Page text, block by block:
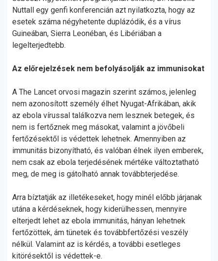
Nuttall egy genfi konferencián azt nyilatkozta, hogy az
esetek száma négyhetente duplázódik, és a vírus
Guineában, Sierra Leonéban, és Libériában a
legelterjedtebb.
Az előrejelzések nem befolyásolják az immunisokat
A The Lancet orvosi magazin szerint számos, jelenleg
nem azonosított személy élhet Nyugat-Afrikában, akik
az ebola vírussal találkozva nem lesznek betegek, és
nem is fertőznek meg másokat, valamint a jövőbeli
fertőzésektől is védettek lehetnek. Amennyiben az
immunitás bizonyítható, és valóban élnek ilyen emberek,
nem csak az ebola terjedésének mértéke változtatható
meg, de meg is gátolható annak továbbterjedése.
Arra bíztatják az illetékeseket, hogy minél előbb járjanak
utána a kérdéseknek, hogy kiderülhessen, mennyire
elterjedt lehet az ebola immunitás, hányan lehetnek
fertőzöttek, ám tünetek és továbbfertőzési veszély
nélkül. Valamint az is kérdés, a további esetleges
kitörésektől is védettek-e.